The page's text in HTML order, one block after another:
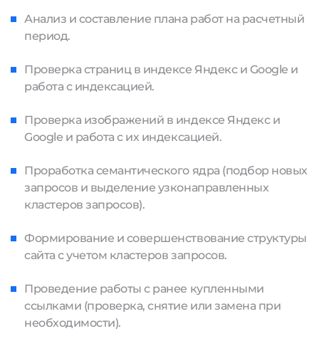
Анализ и составление плана работ на расчетный
период.
Проверка страниц в индексе Яндекс и Google и
работа с индексацией.
Проверка изображений в индексе Яндекс и
Google и работа с их индексацией.
Проработка семантического ядра (подбор новых
запросов и выделение узконаправленных
кластеров запросов).
Формирование и совершенствование структуры
сайта с учетом кластеров запросов.
Проведение работы с ранее купленными
ссылками (проверка, снятие или замена при
необходимости).